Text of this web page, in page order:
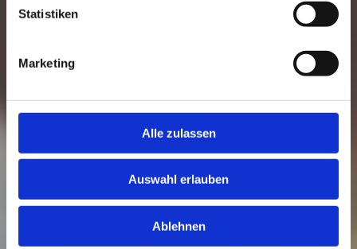
Statistiken
Marketing
Alle zulassen
Auswahl erlauben
Ablehnen